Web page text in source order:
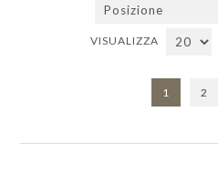
VISUALIZZA
1 2